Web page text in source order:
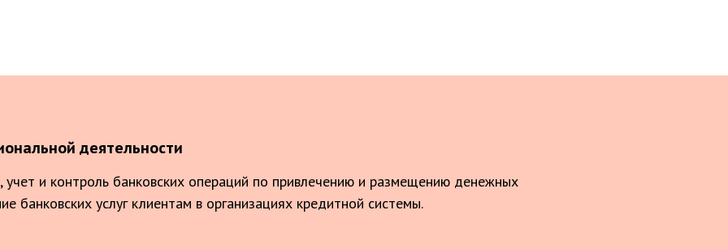
деятельности
учет и контроль банковских операций по привлечению и размещению денежных
банковских услуг клиентам в организациях кредитной системы.